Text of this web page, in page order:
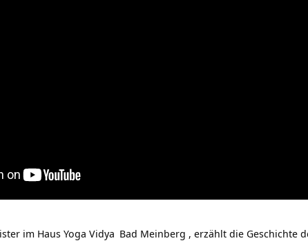
im Haus Yoga Vidya Bad Meinberg , erzählt die Geschichte